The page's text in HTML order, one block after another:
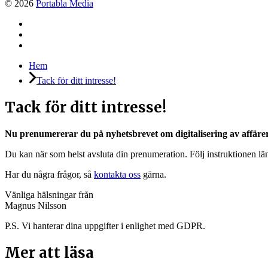
© 2026 Portabla Media
Hem
Tack för ditt intresse!
Tack för ditt intresse!
Nu prenumererar du på nyhetsbrevet om digitalisering av
Du kan när som helst avsluta din prenumeration. Följ instruktionen
Har du några frågor, så kontakta oss gärna.
Vänliga hälsningar från
Magnus Nilsson
P.S. Vi hanterar dina uppgifter i enlighet med GDPR.
Mer att läsa